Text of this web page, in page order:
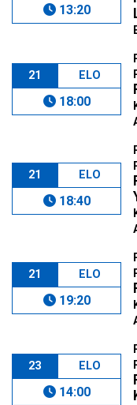
13:20
21 ELO
18:00
21 ELO
18:40
21 ELO
19:20
23 ELO
14:00